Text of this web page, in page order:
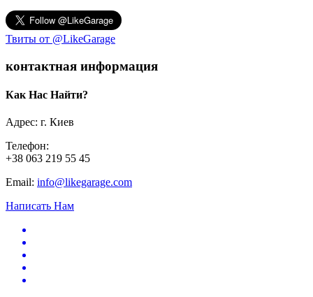
Твиты от @LikeGarage
контактная информация
Как Нас Найти?
Адрес: г. Киев
Телефон:
+38 063 219 55 45
Email: info@likegarage.com
Написать Нам